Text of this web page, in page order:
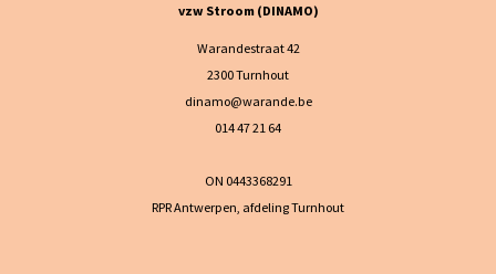
vzw Stroom (DINAMO)
Warandestraat 42
2300 Turnhout
dinamo@warande.be
014 47 21 64
ON 0443368291
RPR Antwerpen, afdeling Turnhout